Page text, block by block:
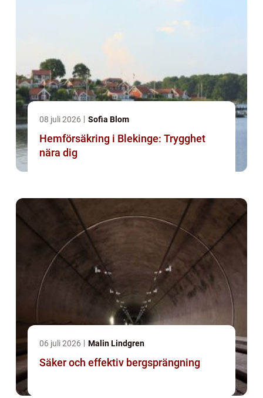
08 juli 2026 Sofia Blom
Hemförsäkring i Blekinge: Trygghet
nära dig
06 juli 2026 Malin Lindgren
Säker och effektiv bergsprängning